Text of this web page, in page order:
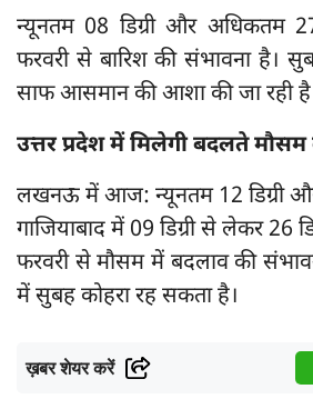
न्यूनतम 08 डिग्री और अधिकतम
फरवरी से बारिश की संभावना है।
साफ आसमान की आशा की जा रही
उत्तर प्रदेश में मिलेगी बदलते
लखनऊ में आज: न्यूनतम 12 डिग्री और
गाजियाबाद में 09 डिग्री से लेकर 26
फरवरी से मौसम में बदलाव की
में सुबह कोहरा रह सकता है।
ख़बर शेयर करें